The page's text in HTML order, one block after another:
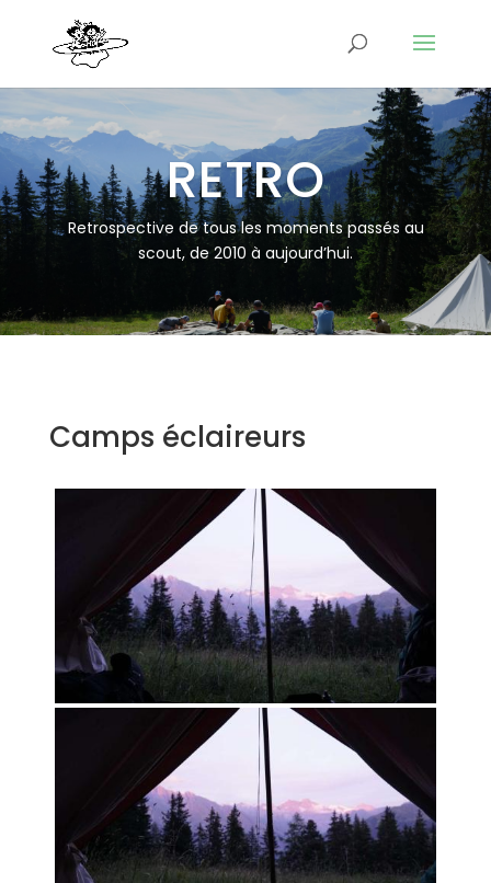
RETRO
Retrospective de tous les moments passés au
scout, de 2010 à aujourd’hui.
Camps éclaireurs